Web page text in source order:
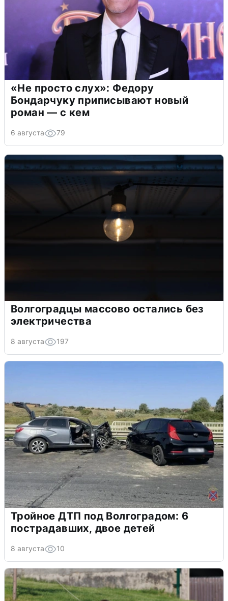
«Не просто слух»: Федору
Бондарчуку приписывают новый
роман — с кем
6 августа 79
Волгоградцы массово остались без
электричества
8 августа 197
Тройное ДТП под Волгоградом: 6
пострадавших, двое детей
8 августа 10